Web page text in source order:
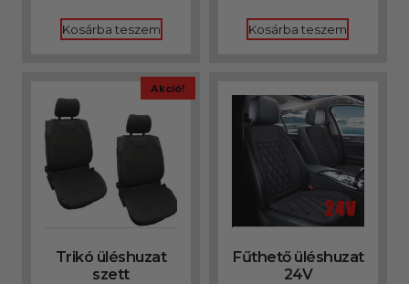
Kosárba teszem Kosárba teszem
Akció!
Trikó üléshuzat
szett
Fűthető üléshuzat
24V